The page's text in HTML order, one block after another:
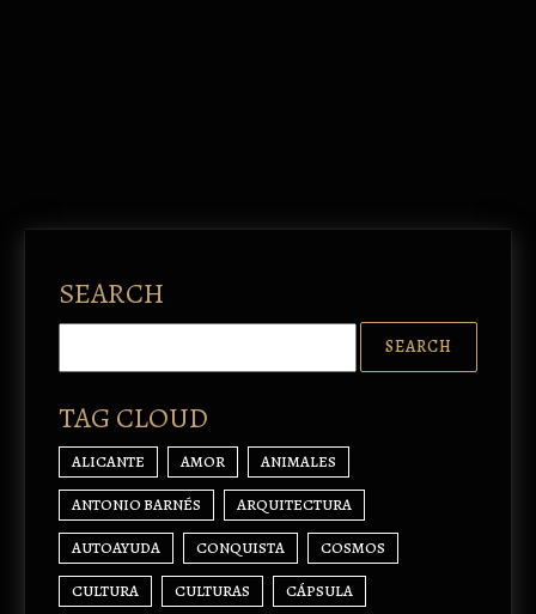
SEARCH
TAG CLOUD
ALICANTE AMOR ANIMALES
ANTONIO BARNÉS ARQUITECTURA
AUTOAYUDA CONQUISTA COSMOS
CULTURA CULTURAS CÁPSULA